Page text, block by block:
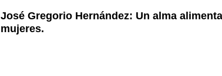
José Gregorio Hernández: Un alma
mujeres.